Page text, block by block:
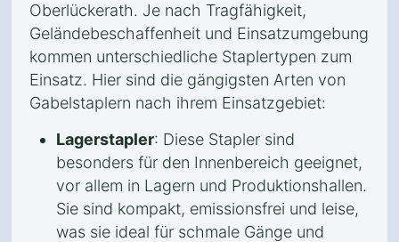
Oberlückerath. Je nach Tragfähigkeit,
Geländebeschaffenheit und Einsatzumgebung
kommen unterschiedliche Staplertypen zum
Einsatz. Hier sind die gängigsten Arten von
Gabelstaplern nach ihrem Einsatzgebiet:
Lagerstapler: Diese Stapler sind
besonders für den Innenbereich geeignet,
vor allem in Lagern und Produktionshallen.
Sie sind kompakt, emissionsfrei und leise,
was sie ideal für schmale Gänge und